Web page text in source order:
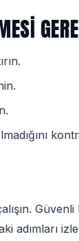
adımları